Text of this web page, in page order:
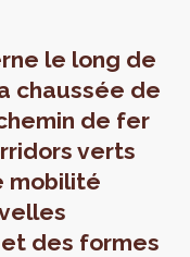
le long de
chaussée de
de fer
verts
mobilité
des formes